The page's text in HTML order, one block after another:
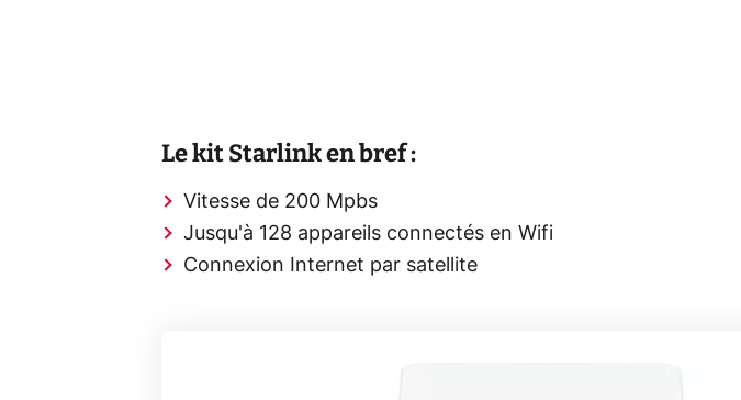
Le kit Starlink en bref :
Vitesse de 200 Mpbs
Jusqu'à 128 appareils connectés en Wifi
Connexion Internet par satellite